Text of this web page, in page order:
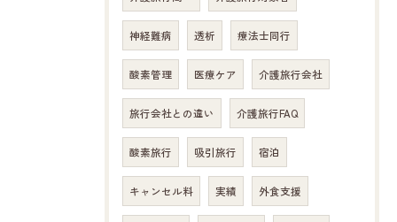
神経難病 透析 療法士同行
酸素管理 医療ケア 介護旅行会社
旅行会社との違い 介護旅行FAQ
酸素旅行 吸引旅行 宿泊
キャンセル料 実績 外食支援